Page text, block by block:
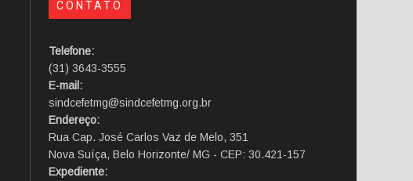
CONTATO
Telefone:
(31) 3643-3555
E-mail:
sindcefetmg@sindcefetmg.org.br
Endereço:
Rua Cap. José Carlos Vaz de Melo, 351
Nova Suíça, Belo Horizonte/ MG - CEP: 30.421-157
Expediente: